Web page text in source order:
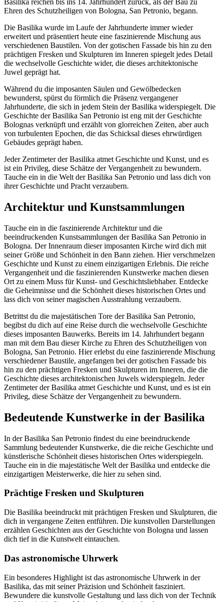
Basilika reichen bis ins 14. Jahrhundert zurück, als der Bau zu
Ehren des Schutzheiligen von Bologna, San Petronio, begann.
Die Basilika wurde im Laufe der Jahrhunderte immer wieder
erweitert und präsentiert heute eine faszinierende Mischung aus
verschiedenen Baustilen. Von der gotischen Fassade bis hin zu den
prächtigen Fresken und Skulpturen im Inneren spiegelt jedes Detail
die wechselvolle Geschichte wider, die dieses architektonische
Juwel geprägt hat.
Während du die imposanten Säulen und Gewölbedecken
bewunderst, spürst du förmlich die Präsenz vergangener
Jahrhunderte, die sich in jedem Stein der Basilika widerspiegelt. Die
Geschichte der Basilika San Petronio ist eng mit der Geschichte
Bolognas verknüpft und erzählt von glorreichen Zeiten, aber auch
von turbulenten Epochen, die das Schicksal dieses ehrwürdigen
Gebäudes geprägt haben.
Jeder Zentimeter der Basilika atmet Geschichte und Kunst, und es
ist ein Privileg, diese Schätze der Vergangenheit zu bewundern.
Tauche ein in die Welt der Basilika San Petronio und lass dich von
ihrer Geschichte und Pracht verzaubern.
Architektur und Kunstsammlungen
Tauche ein in die faszinierende Architektur und die
beeindruckenden Kunstsammlungen der Basilika San Petronio in
Bologna. Der Innenraum dieser imposanten Kirche wird dich mit
seiner Größe und Schönheit in den Bann ziehen. Hier verschmelzen
Geschichte und Kunst zu einem einzigartigen Erlebnis. Die reiche
Vergangenheit und die faszinierenden Kunstwerke machen diesen
Ort zu einem Muss für Kunst- und Geschichtsliebhaber. Entdecke
die Geheimnisse und die Schönheit dieses historischen Ortes und
lass dich von seiner magischen Ausstrahlung verzaubern.
Betrittst du die majestätischen Tore der Basilika San Petronio,
begibst du dich auf eine Reise durch die wechselvolle Geschichte
dieses imposanten Bauwerks. Bereits im 14. Jahrhundert begann
man mit dem Bau dieser Kirche zu Ehren des Schutzheiligen von
Bologna, San Petronio. Hier erlebst du eine faszinierende Mischung
verschiedener Baustile, angefangen bei der gotischen Fassade bis
hin zu den prächtigen Fresken und Skulpturen im Inneren, die die
Geschichte dieses architektonischen Juwels widerspiegeln. Jeder
Zentimeter der Basilika atmet Geschichte und Kunst, und es ist ein
Privileg, diese Schätze der Vergangenheit zu bewundern.
Bedeutende Kunstwerke in der Basilika
In der Basilika San Petronio findest du eine beeindruckende
Sammlung bedeutender Kunstwerke, die die reiche Geschichte und
künstlerische Schönheit dieses historischen Ortes widerspiegeln.
Tauche ein in die majestätische Welt der Basilika und entdecke die
einzigartigen Meisterwerke, die hier zu sehen sind.
Prächtige Fresken und Skulpturen
Die Basilika beeindruckt mit prächtigen Fresken und Skulpturen, die
dich in vergangene Zeiten entführen. Die kunstvollen Darstellungen
erzählen Geschichten aus der Geschichte von Bologna und lassen
dich tief in die Kunstwelt eintauchen.
Das astronomische Uhrwerk
Ein besonderes Highlight ist das astronomische Uhrwerk in der
Basilika, das mit seiner Präzision und Schönheit fasziniert.
Bewundere die kunstvolle Gestaltung und lass dich von der Technik